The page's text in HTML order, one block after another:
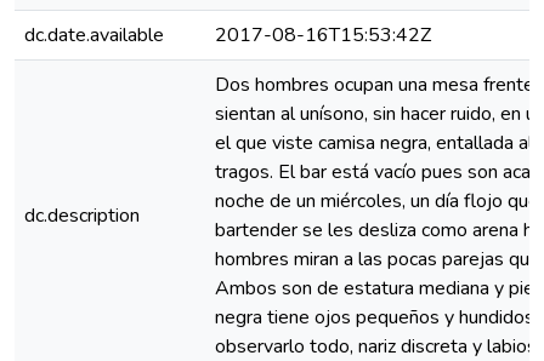
dc.date.available
2017-08-16T15:53:42Z
dc.description
Dos hombres ocupan una mesa frente
sientan al unísono, sin hacer ruido, en
el que viste camisa negra, entallada al
tragos. El bar está vacío pues son
noche de un miércoles, un día flojo
bartender se les desliza como arena
hombres miran a las pocas parejas
Ambos son de estatura mediana y piel
negra tiene ojos pequeños y hundidos
observarlo todo, nariz discreta y labios